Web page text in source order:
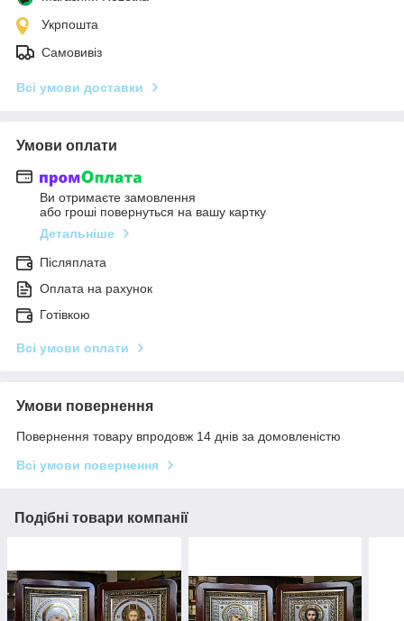
Укрпошта
Самовивіз
Всі умови доставки
Умови оплати
Ви отримаєте замовлення
або гроші повернуться на вашу картку
Детальніше
Післяплата
Оплата на рахунок
Готівкою
Всі умови оплати
Умови повернення
Повернення товару впродовж 14 днів за домовленістю
Всі умови повернення
Подібні товари компанії